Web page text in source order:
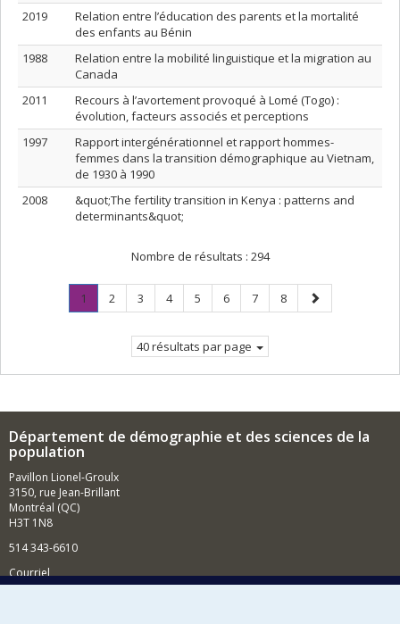
2019
Relation entre l’éducation des parents et la mortalité
des enfants au Bénin
1988
Relation entre la mobilité linguistique et la migration au
Canada
2011
Recours à l’avortement provoqué à Lomé (Togo) :
évolution, facteurs associés et perceptions
1997
Rapport intergénérationnel et rapport hommes-
femmes dans la transition démographique au Vietnam,
de 1930 à 1990
2008
&quot;The fertility transition in Kenya : patterns and
determinants&quot;
Nombre de résultats : 294
Page
1
Page
Page
2 Page
3 Page
4 Page
5 Page
6 Page
7 Page
8
Page
suivante
40 résultats par page
Département de démographie et des sciences de la
population
Pavillon Lionel-Groulx
3150, rue Jean-Brillant
Montréal (QC)
H3T 1N8
514 343-6610
Courriel